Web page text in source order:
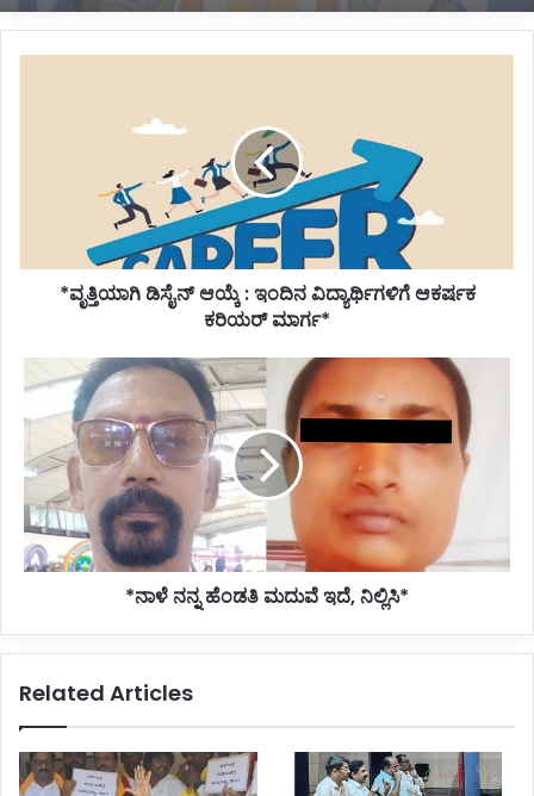
ವಿದ್ಯಾರ್ಥಿಗಳಿಗೆ
ಮಾರ್ಗ*
*ವೃತ್ತಿಯಾಗಿ ಡಿಸೈನ್ ಆಯ್ಕೆ : ಇಂದಿನ ವಿದ್ಯಾರ್ಥಿಗಳಿಗೆ ಆಕರ್ಷಕ
ಕರಿಯರ್ ಮಾರ್ಗ*
ನನ್ನ
ಹೆಂಡತಿ
ಮದುವೆ
ಇದೆ,
ನಿಲ್ಲಿಸಿ*
*ನಾಳೆ ನನ್ನ ಹೆಂಡತಿ ಮದುವೆ ಇದೆ, ನಿಲ್ಲಿಸಿ*
Related Articles